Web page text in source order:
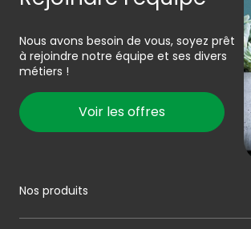
Nous avons besoin de vous, soyez prêt
à rejoindre notre équipe et ses divers
métiers !
Voir les offres
Nos produits